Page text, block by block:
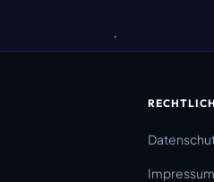
Impressum